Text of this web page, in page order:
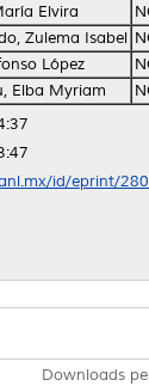
Elvira
Zulema Isabel
López
Elba Myriam
id/eprint/
Downloads